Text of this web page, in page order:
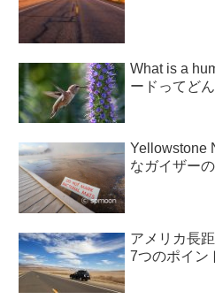
What is a
ードってどん
Yellowstone
なガイザー
アメリカ長
7つのポイン